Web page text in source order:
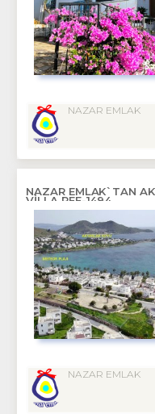
NAZAR EMLAK
NAZAR EMLAK`TAN
VİLLA REF-1494
NAZAR EMLAK